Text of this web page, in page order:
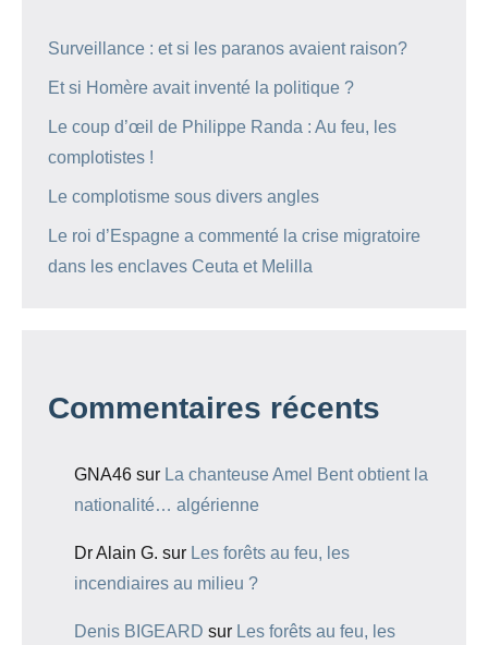
Surveillance : et si les paranos avaient raison?
Et si Homère avait inventé la politique ?
Le coup d’œil de Philippe Randa : Au feu, les
complotistes !
Le complotisme sous divers angles
Le roi d’Espagne a commenté la crise migratoire
dans les enclaves Ceuta et Melilla
Commentaires récents
GNA46 sur La chanteuse Amel Bent obtient la
nationalité… algérienne
Dr Alain G. sur Les forêts au feu, les
incendiaires au milieu ?
Denis BIGEARD sur Les forêts au feu, les